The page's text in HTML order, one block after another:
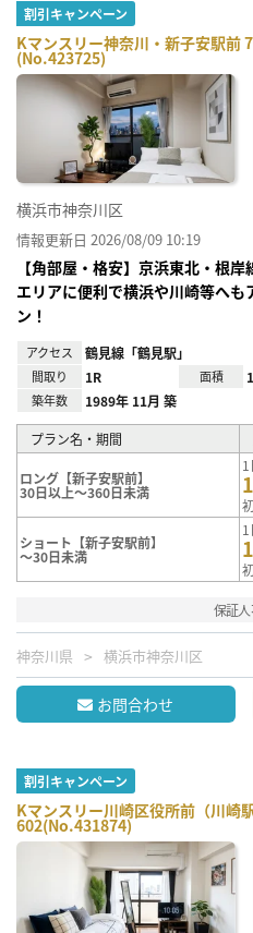
割引キャンペーン
Kマンスリー神奈川・新子安駅前
(No.423725)
横浜市神奈川区
情報更新日 2026/08/09 10:19
【角部屋・格安】京浜東北・根
エリアに便利で横浜や川崎等へも
ン！
アクセス 鶴見線「鶴見駅」
間取り 1R 面積
築年数 1989年 11月 築
プラン名・期間
ロング【新子安駅前】
30日以上～360日未満
ショート【新子安駅前】
～30日未満
保証
神奈川県 横浜市神奈川区
お問合わせ
割引キャンペーン
Kマンスリー川崎区役所前（川崎
602(No.431874)